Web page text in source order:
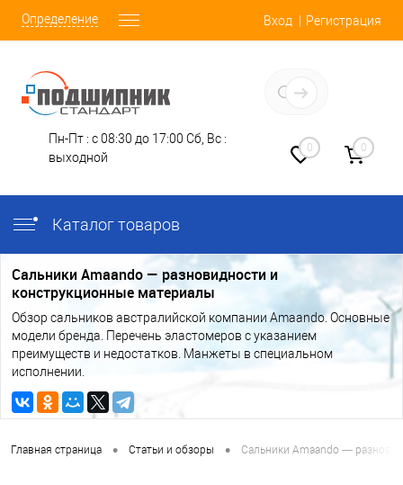
Определение Вход Регистрация
Пн-Пт : с 08:30 до 17:00 Сб, Вс :
выходной
0 0
Каталог товаров
Сальники Amaando — разновидности и
конструкционные материалы
Обзор сальников австралийской компании Amaando. Основные
модели бренда. Перечень эластомеров с указанием
преимуществ и недостатков. Манжеты в специальном
исполнении.
Главная страница • Статьи и обзоры • Сальники Amaando —